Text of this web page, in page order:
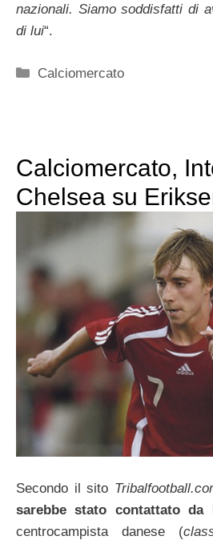
nazionali. Siamo soddisfatti di
di lui“.
Categorie
Calciomercato
Calciomercato,
Chelsea su
Secondo il sito
sarebbe stato contattato da
centrocampista danese (